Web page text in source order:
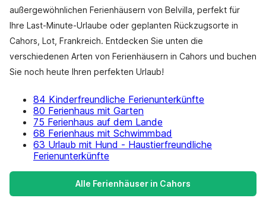
außergewöhnlichen Ferienhäusern von Belvilla, perfekt für
Ihre Last-Minute-Urlaube oder geplanten Rückzugsorte in
Cahors, Lot, Frankreich. Entdecken Sie unten die
verschiedenen Arten von Ferienhäusern in Cahors und buchen
Sie noch heute Ihren perfekten Urlaub!
84 Kinderfreundliche Ferienunterkünfte
80 Ferienhaus mit Garten
75 Ferienhaus auf dem Lande
68 Ferienhaus mit Schwimmbad
63 Urlaub mit Hund - Haustierfreundliche
Ferienunterkünfte
Alle Ferienhäuser in Cahors